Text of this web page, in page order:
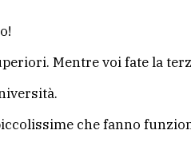
Mentre voi fate la
che fanno